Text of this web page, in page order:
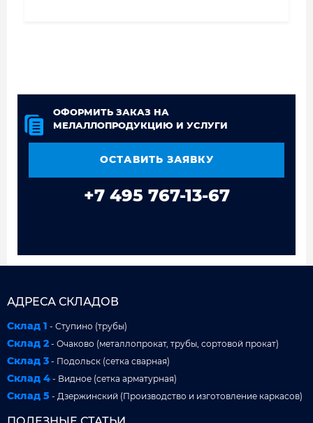
ОФОРМИТЬ ЗАКАЗ НА
МЕЛАЛЛОПРОДУКЦИЮ И УСЛУГИ
ОСТАВИТЬ ЗАЯВКУ
+7 495 767-13-67
АДРЕСА СКЛАДОВ
Склад 1 - Ступино (трубы)
Склад 2 - Очаково (металлопрокат, трубы, сортовой прокат)
Склад 3 - Подольск (сетка сварная)
Склад 4 - Видное (сетка арматурная)
Склад 5 - Дзержинский (Производство и изготовление каркасов)